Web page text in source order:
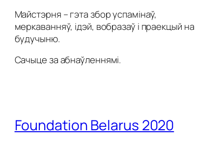
Майстэрня – гэта збор успамінаў,
меркаванняў, ідэй, вобразаў і праекцый на
будучыню.
Сачыце за абнаўленнямі.
Foundation Belarus 2020